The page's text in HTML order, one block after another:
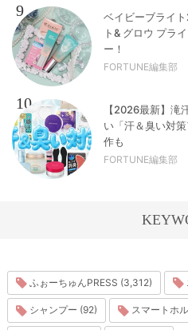
9
ベイビーブライ
ト& グロウ プラ
ー！
FORTUNE編集部
10
【2026最新】滝
い「汗＆臭い対
作も
FORTUNE編集部
ふぉーちゅんPRESS (3,312)
シャンプー (92) スマートホ